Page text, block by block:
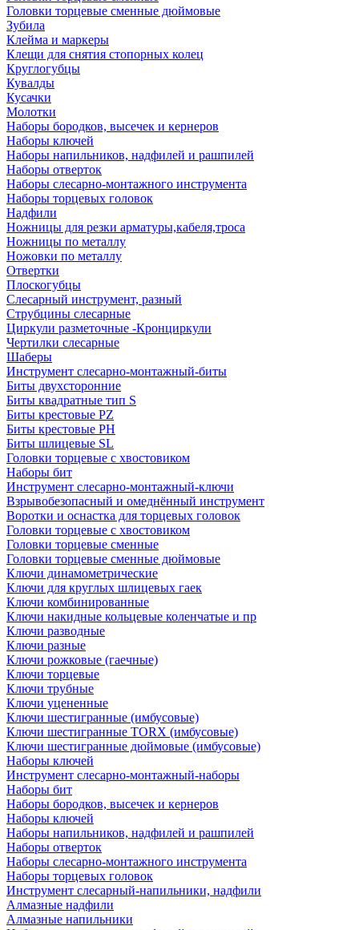
Головки торцевые сменные дюймовые
Зубила
Клейма и маркеры
Клещи для снятия стопорных колец
Круглогубцы
Кувалды
Кусачки
Молотки
Наборы бородков, высечек и кернеров
Наборы ключей
Наборы напильников, надфилей и рашпилей
Наборы отверток
Наборы слесарно-монтажного инструмента
Наборы торцевых головок
Надфили
Ножницы для резки арматуры,кабеля,троса
Ножницы по металлу
Ножовки по металлу
Отвертки
Плоскогубцы
Слесарный инструмент, разный
Струбцины слесарные
Циркули разметочные -Кронциркули
Чертилки слесарные
Шаберы
Инструмент слесарно-монтажный-биты
Биты двухсторонние
Биты квадратные тип S
Биты крестовые РZ
Биты крестовые РН
Биты шлицевые SL
Головки торцевые с хвостовиком
Наборы бит
Инструмент слесарно-монтажный-ключи
Взрывобезопасный и омеднённый инструмент
Воротки и оснаcтка для торцевых головок
Головки торцевые с хвостовиком
Головки торцевые сменные
Головки торцевые сменные дюймовые
Ключи динамометрические
Ключи для круглых шлицевых гаек
Ключи комбинированные
Ключи накидные кольцевые коленчатые и пр
Ключи разводные
Ключи разные
Ключи рожковые (гаечные)
Ключи торцевые
Ключи трубные
Ключи уцененные
Ключи шестигранные (имбусовые)
Ключи шестигранные TORX (имбусовые)
Ключи шестигранные дюймовые (имбусовые)
Наборы ключей
Инструмент слесарно-монтажный-наборы
Наборы бит
Наборы бородков, высечек и кернеров
Наборы ключей
Наборы напильников, надфилей и рашпилей
Наборы отверток
Наборы слесарно-монтажного инструмента
Наборы торцевых головок
Инструмент слесарный-напильники, надфили
Алмазные надфили
Алмазные напильники